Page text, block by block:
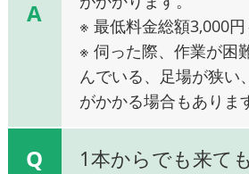
A
※ 最低料金総額3,000円
※ 伺った際、作業が困
んでいる、足場が狭い
がかかる場合もありま
Q 1本からでも来て